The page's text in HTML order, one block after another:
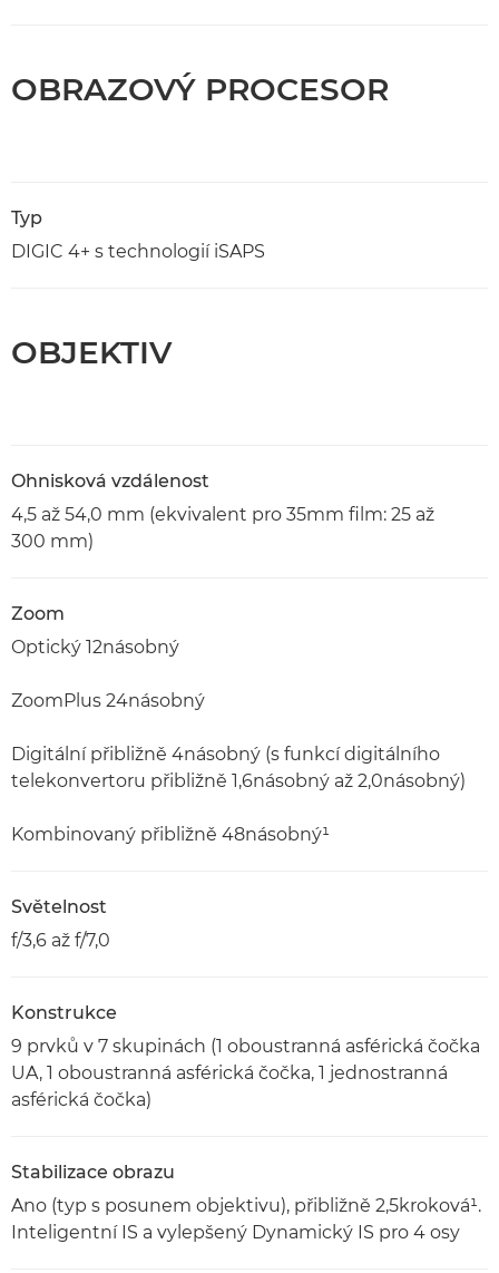
OBRAZOVÝ PROCESOR
Typ
DIGIC 4+ s technologií iSAPS
OBJEKTIV
Ohnisková vzdálenost
4,5 až 54,0 mm (ekvivalent pro 35mm film: 25 až
300 mm)
Zoom
Optický 12násobný
ZoomPlus 24násobný
Digitální přibližně 4násobný (s funkcí digitálního
telekonvertoru přibližně 1,6násobný až 2,0násobný)
Kombinovaný přibližně 48násobný¹
Světelnost
f/3,6 až f/7,0
Konstrukce
9 prvků v 7 skupinách (1 oboustranná asférická čočka
UA, 1 oboustranná asférická čočka, 1 jednostranná
asférická čočka)
Stabilizace obrazu
Ano (typ s posunem objektivu), přibližně 2,5kroková¹.
Inteligentní IS a vylepšený Dynamický IS pro 4 osy